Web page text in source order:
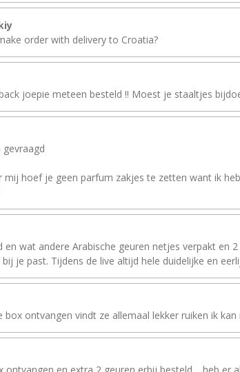
order with delivery to Croatia?
joepie meteen besteld !! Moest je staaltjes
gevraagd
mij hoef je geen parfum zakjes te zetten want ik
en wat andere Arabische geuren netjes verpakt
je past. Tijdens de live altijd hele duidelijke en
box ontvangen vindt ze allemaal lekker ruiken ik